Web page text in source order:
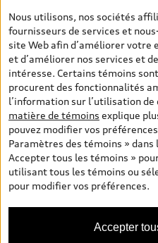
de transport et d’inspection de
environnementales (pour les
d’administration des
vente sont exclues. Veuillez
versements sont des PDSF s’il
Configurateur et prix (à titre
consulté à partir des pages de
d’occasion, les prix indiqués
réels). Sur les pages de
véhicules, les modèles sont
avec des caractéristiques qui
modèles canadiens. Malgré les
l’exactitude de ces
et la disponibilité peut changer;
actuelles de chaque modèle.
Nous utilisons, nos sociétés
fournisseurs de services et
site Web afin d’améliorer votre
et d’améliorer nos services et
intéresse. Certains témoins
procurent des fonctionnalités
l’information sur l’utilisation de
matière de témoins explique
pouvez modifier vos
Paramètres des témoins » dans
Accepter tous les témoins »
utilisant tous les témoins ou
pour modifier vos préférences.
Accepter